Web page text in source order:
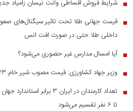
■ شرایط فروش اقساطی وانت نیسان زامیاد
■ قیمت جهانی طلا تحت تاثیر سیگنال‌های
داخلی طلا حتی در صورت افت انس
■ آیا امسال مدارس غیر حضوری می‌شود؟
■ وزیر جهاد کشاورزی: قیمت مصوب شیر خام ۲۳ هزار تومان است
■
تا ۶ نفر تقسیم می‌شود